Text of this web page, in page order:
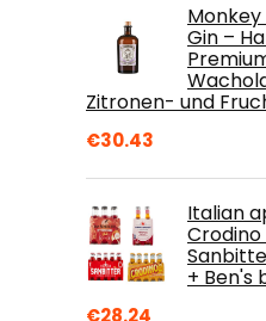
Gin –
Zitronen- und
€30.43
Italian
Crodino
+ Ben's
€28.24